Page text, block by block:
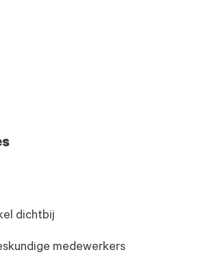
dichtbij
medewerkers